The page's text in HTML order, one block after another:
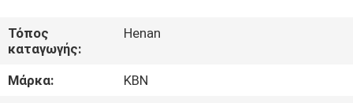
ΓΎΡΟΣ
ΕΡΓΟΣΤΑΣΊΩΝ
Τόπος
καταγωγής:
Henan
Μάρκα:
KBN